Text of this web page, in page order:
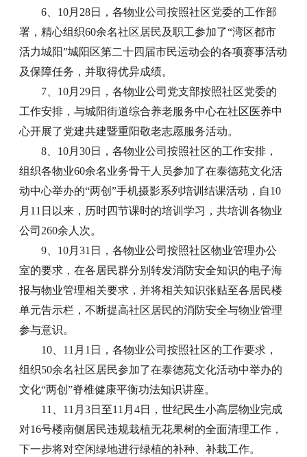
6、10月28日，各物业公司按照社区党委的工作部
署，精心组织60余名社区居民及职工参加了“湾区都市
活力城阳”城阳区第二十四届市民运动会的各项赛事活动
及保障任务，并取得优异成绩。
7、10月29日，各物业公司党支部按照社区党委的
工作安排，与城阳街道综合养老服务中心在社区医养中
心开展了党建共建暨重阳敬老志愿服务活动。
8、10月30日，各物业公司按照社区的工作安排，
组织各物业60余名业务骨干人员参加了在泰德苑文化活
动中心举办的“两创”手机摄影系列培训结课活动，自10
月11日以来，历时四节课时的培训学习，共培训各物业
公司260余人次。
9、10月31日，各物业公司按照社区物业管理办公
室的要求，在各居民群分别转发消防安全知识的电子海
报与物业管理相关要求，并将相关知识张贴至各居民楼
单元告示栏，不断提高社区居民的消防安全与物业管理
参与意识。
10、11月1日，各物业公司按照社区的工作要求，
组织50余名社区居民参加了在泰德苑文化活动中举办的
文化“两创”脊椎健康平衡功法知识讲座。
11、11月3日至11月4日，世纪民生小高层物业完成
对16号楼南侧居民违规栽植无花果树的全面清理工作，
下一步将对空闲绿地进行绿植的补种、补栽工作。